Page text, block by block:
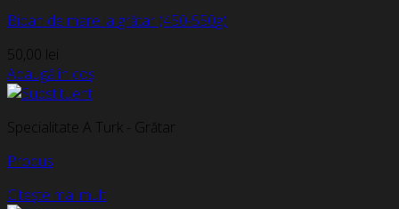
Biban de mare la grătar (450-550g)
50,00 lei
Adaugă în coș
Specialitate A Turk - Grătar
Produs
Citește mai mult